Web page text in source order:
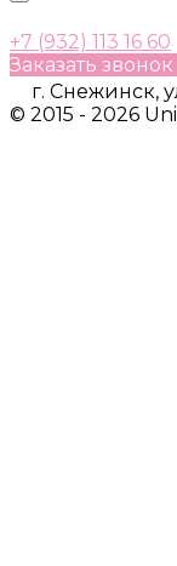
+7 (932) 113 16 60
Заказать звонок
г. Снежинск,
© 2015 - 2026